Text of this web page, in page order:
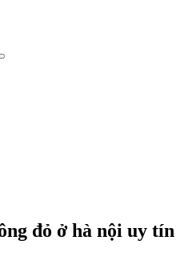
đỏ ở hà nội uy tín